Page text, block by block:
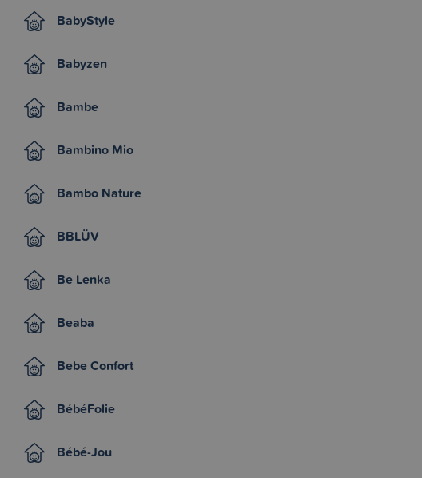
BabyStyle
Babyzen
Bambe
Bambino Mio
Bambo Nature
BBLÜV
Be Lenka
Beaba
Bebe Confort
BébéFolie
Bébé-Jou